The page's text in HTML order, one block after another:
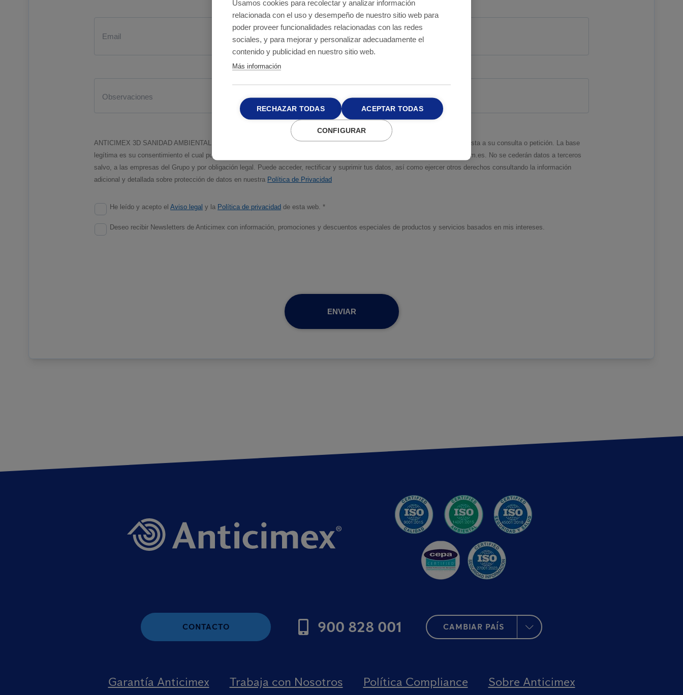
ANTICIMEX 3D SANIDAD AMBIENTAL, SAU como responsable del tratamiento tratará sus datos con la finalidad de dar respuesta a su consulta o petición. La base
legítima es su consentimiento el cual puedes revocar en cualquier momento comunicándolo a protecciondedatos@anticimex.com.es. No se cederán datos a terceros
salvo, a las empresas del Grupo y por obligación legal. Puede acceder, rectificar y suprimir tus datos, así como ejercer otros derechos consultando la información
adicional y detallada sobre protección de datos en nuestra Política de Privacidad
He leído y acepto elAviso legal y la Política de privacidad de esta web. *
Deseo recibir Newsletters de Anticimex con información, promociones y descuentos especiales de productos y servicios basados en mis intereses.
ENVIAR
CONTACTO 900 828 001 CAMBIAR PAÍS
Garantía Anticimex Trabaja con Nosotros Política Compliance Sobre Anticimex
Usamos cookies para recolectar y analizar información
relacionada con el uso y desempeño de nuestro sitio web para
poder proveer funcionalidades relacionadas con las redes
sociales, y para mejorar y personalizar adecuadamente el
contenido y publicidad en nuestro sitio web.
Más información
RECHAZAR TODAS ACEPTAR TODAS
CONFIGURAR